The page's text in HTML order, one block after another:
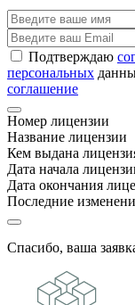
Подтверждаю
персональных
соглашение
Номер лицензии
Название лицензии
Кем выдана
Дата начала
Дата окончания
Последние
Спасибо, ваша